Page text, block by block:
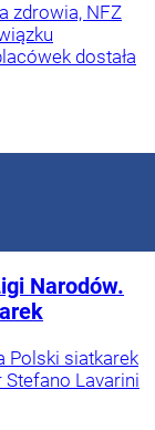
zdrowia, NFZ
dostała
Narodów.
Polski siatkarek
Lavarini